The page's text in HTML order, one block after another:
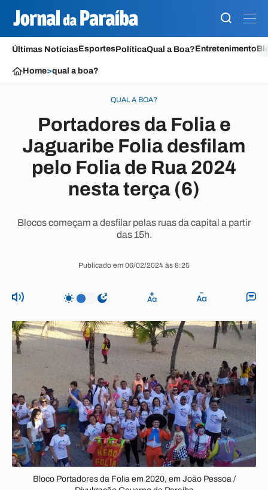
Últimas NotíciasEsportesPolíticaQual a Boa?Entretenimento
Home>qual a boa?
QUAL A BOA?
Portadores da Folia e
Jaguaribe Folia desfilam
pelo Folia de Rua 2024
nesta terça (6)
Blocos começam a desfilar pelas ruas da capital a partir
das 15h.
Publicado em 06/02/2024 às 8:25
Bloco Portadores da Folia em 2020, em João Pessoa /